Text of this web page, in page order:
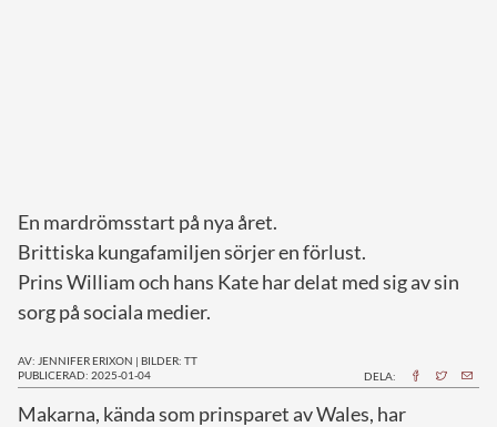
En mardrömsstart på nya året.
Brittiska kungafamiljen sörjer en förlust.
Prins William och hans Kate har delat med sig av sin
sorg på sociala medier.
AV: JENNIFER ERIXON | BILDER: TT
PUBLICERAD: 2025-01-04
DELA:
Makarna, kända som prinsparet av Wales, har